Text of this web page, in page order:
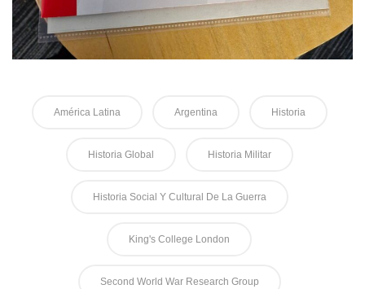
América Latina Argentina Historia
Historia Global Historia Militar
Historia Social Y Cultural De La Guerra
King's College London
Second World War Research Group